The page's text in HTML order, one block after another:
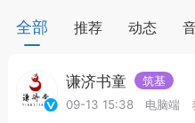
，华夏中医人：家门口的
节气气象
全部 推荐 动态
谦济书童
筑基
09-13 15:38
电脑端